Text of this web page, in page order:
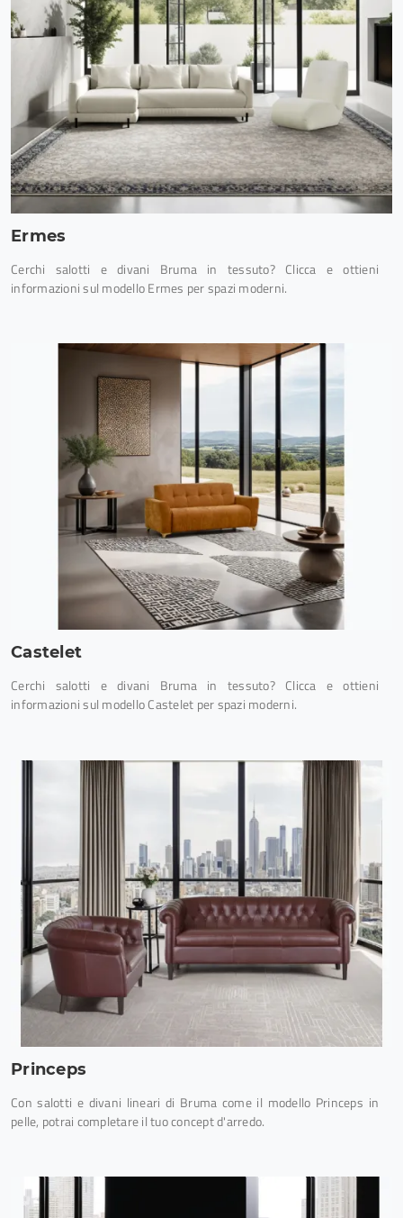
Ermes
Cerchi salotti e divani Bruma in tessuto? Clicca e ottieni
informazioni sul modello Ermes per spazi moderni.
Castelet
Cerchi salotti e divani Bruma in tessuto? Clicca e ottieni
informazioni sul modello Castelet per spazi moderni.
Princeps
Con salotti e divani lineari di Bruma come il modello Princeps in
pelle, potrai completare il tuo concept d'arredo.